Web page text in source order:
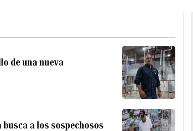
de una nueva
busca a los sospechosos